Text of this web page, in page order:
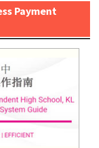
Payment